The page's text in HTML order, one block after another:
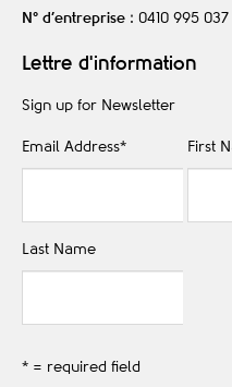
N° d’entreprise : 0410 995 037
Lettre d'information
Sign up for Newsletter
Email Address* First
Last Name
* = required field